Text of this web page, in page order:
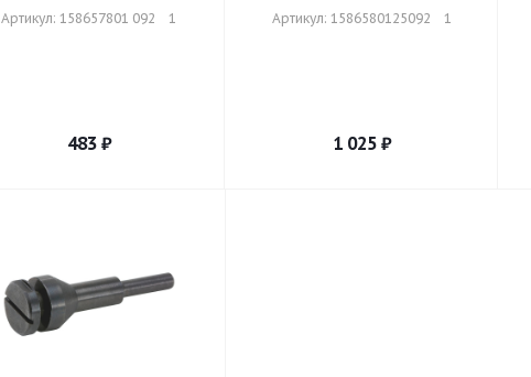
Артикул: 158657801 092    1
483₽
Артикул: 1586580125092    1
1 025 ₽